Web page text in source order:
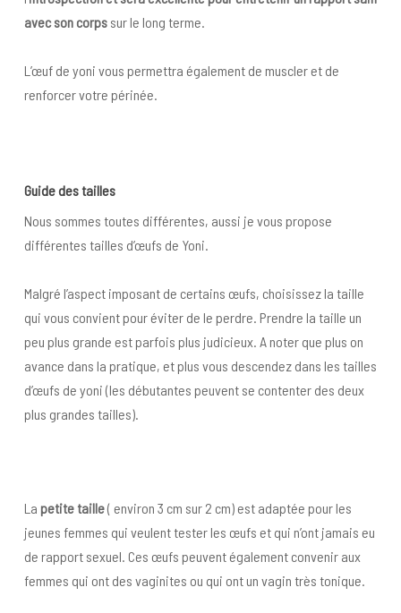
avec son corpssur le long terme.
L’œuf de yoni vous permettra également de muscler et de
renforcer votre périnée.
Guide des tailles
Nous sommes toutes différentes, aussi je vous propose
différentes tailles d’œufs de Yoni.
Malgré l’aspect imposant de certains œufs, choisissez la taille
qui vous convient pour éviter de le perdre. Prendre la taille un
peu plus grande est parfois plus judicieux. A noter que plus on
avance dans la pratique, et plus vous descendez dans les tailles
d’œufs de yoni (les débutantes peuvent se contenter des deux
plus grandes tailles).
La petite taille( environ 3 cm sur 2 cm) est adaptée pour les
jeunes femmes qui veulent tester les œufs et qui n’ont jamais eu
de rapport sexuel. Ces œufs peuvent également convenir aux
femmes qui ont des vaginites ou qui ont un vagin très tonique.